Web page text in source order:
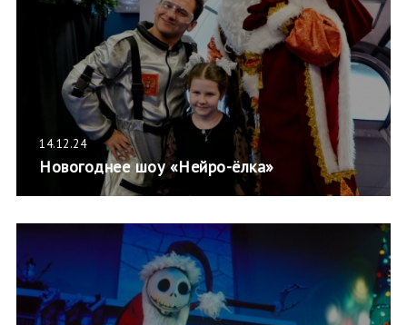
14.12.24
Новогоднее шоу «Нейро-ёлка»